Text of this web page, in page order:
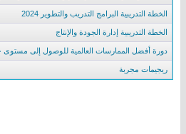
الخطة التدريبية البرامج التدريب والتطوير 2024
الخطة التدريبية إدارة الجودة والإنتاج
دورة أفضل الممارسات العالمية للوصول إلى مستوى
ريجيمات مجربة